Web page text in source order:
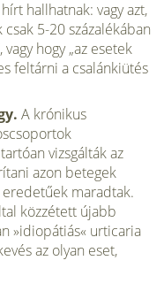
hallhatnak: vagy azt,
5-20 százalékában
hogy „az esetek
feltárni a csalánkiütés
A krónikus
vizsgálták az
azon betegek
maradtak.
közzétett újabb
»idiopátiás« urticaria
az olyan eset,